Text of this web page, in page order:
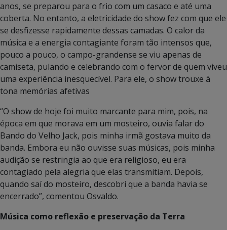
anos, se preparou para o frio com um casaco e até uma
coberta. No entanto, a eletricidade do show fez com que ele
se desfizesse rapidamente dessas camadas. O calor da
música e a energia contagiante foram tão intensos que,
pouco a pouco, o campo-grandense se viu apenas de
camiseta, pulando e celebrando com o fervor de quem viveu
uma experiência inesquecível. Para ele, o show trouxe à
tona memórias afetivas
“O show de hoje foi muito marcante para mim, pois, na
época em que morava em um mosteiro, ouvia falar do
Bando do Velho Jack, pois minha irmã gostava muito da
banda. Embora eu não ouvisse suas músicas, pois minha
audição se restringia ao que era religioso, eu era
contagiado pela alegria que elas transmitiam. Depois,
quando saí do mosteiro, descobri que a banda havia se
encerrado”, comentou Osvaldo.
Música como reflexão e preservação da Terra